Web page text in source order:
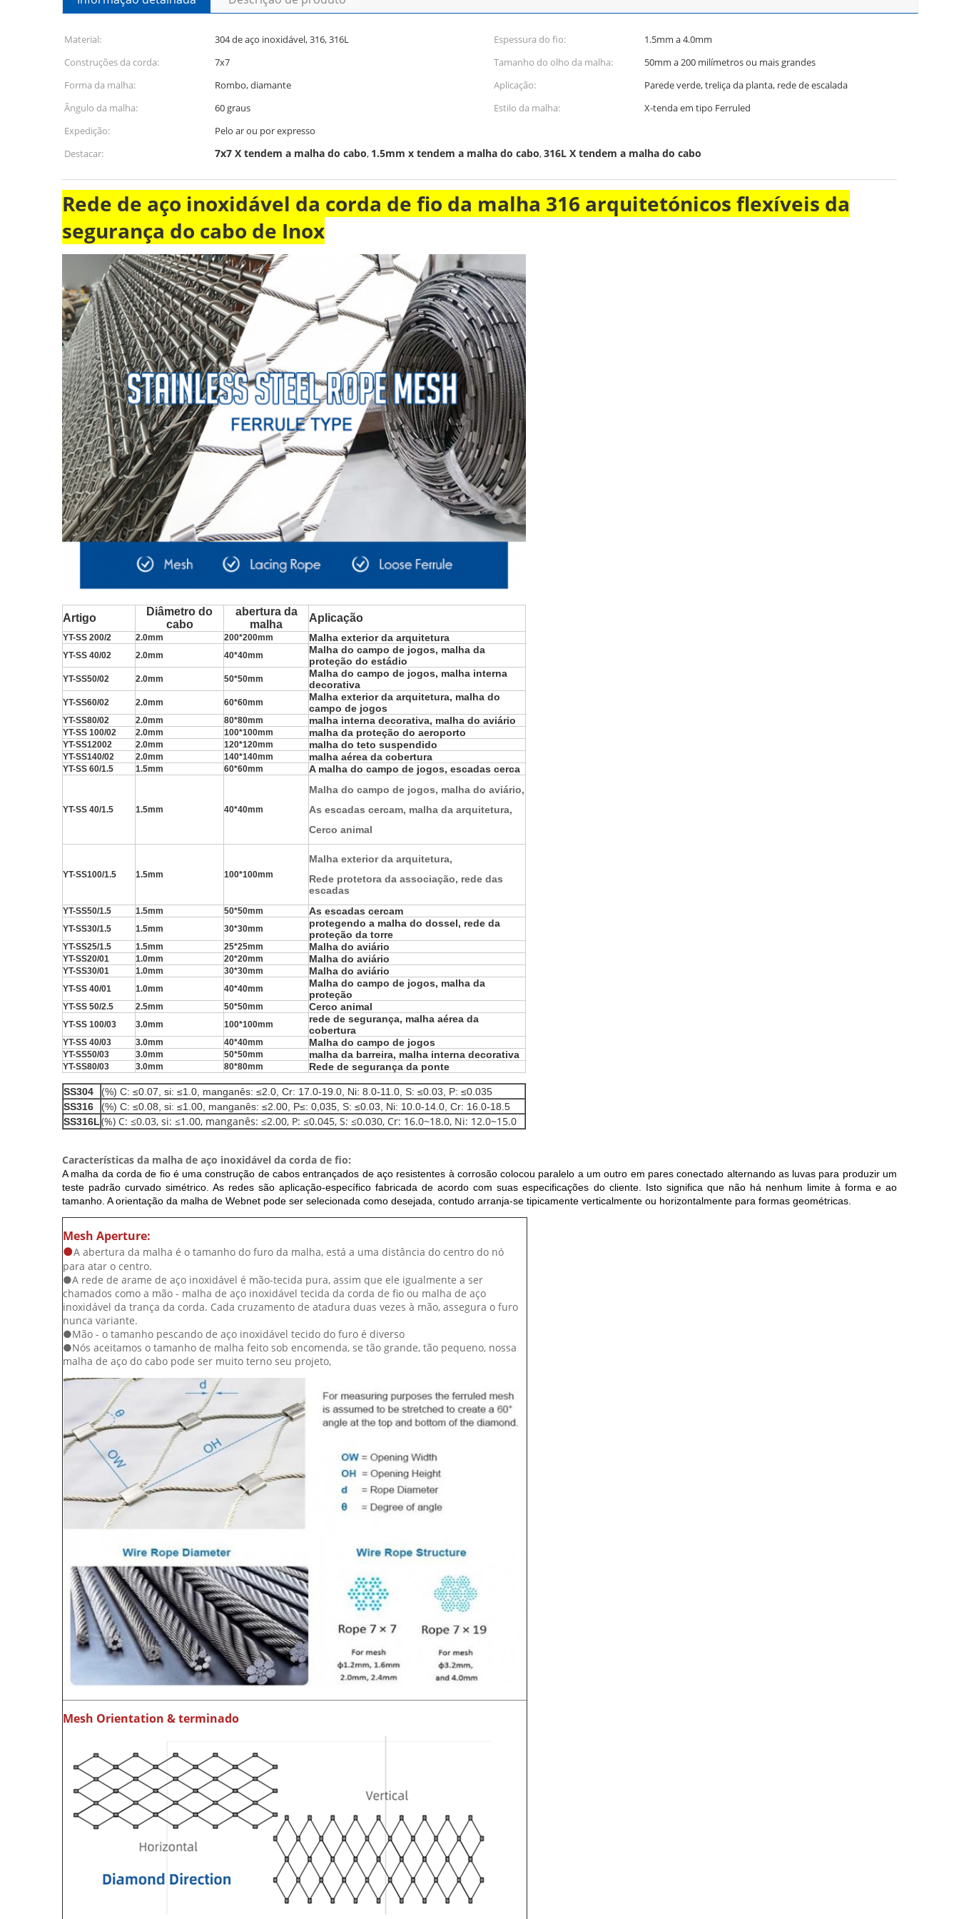
Material: 304 de aço inoxidável, 316, 316L Espessura do fio:
1.5mm a 4.0mm
Construções da corda:
7x7 Tamanho do olho da malha:
50mm a 200 milímetros ou mais grandes
Forma da malha:
Rombo, diamante Aplicação:
Parede verde, treliça da planta, rede de escalada
Ângulo da malha:
60 graus Estilo da malha:
X-tenda em tipo Ferruled
Expedição:
Pelo ar ou por expresso
Destacar:
7x7 X tendem a malha do cabo, 1.5mm x tendem a malha do cabo,316L X tendem a malha do cabo
Rede de aço inoxidável da corda de fio da malha 316 arquitetónicos flexíveis da
segurança do cabo de Inox
Artigo
Diâmetro do
cabo
abertura da
malha
Aplicação
YT-SS 200/2 2.0mm 200*200mm Malha exterior da arquitetura
YT-SS 40/02 2.0mm 40*40mm
Malha do campo de jogos, malha da
proteção do estádio
YT-SS50/02 2.0mm 50*50mm
Malha do campo de jogos, malha interna
decorativa
YT-SS60/02 2.0mm 60*60mm
Malha exterior da arquitetura, malha do
campo de jogos
YT-SS80/02 2.0mm 80*80mm malha interna decorativa, malha do aviário
YT-SS 100/02 2.0mm 100*100mm malha da proteção do aeroporto
YT-SS12002 2.0mm 120*120mm malha do teto suspendido
YT-SS140/02 2.0mm 140*140mm malha aérea da cobertura
YT-SS 60/1.5 1.5mm 60*60mm A malha do campo de jogos, escadas cerca
YT-SS 40/1.5 1.5mm 40*40mm
Malha do campo de jogos, malha do aviário,
As escadas cercam, malha da arquitetura,
Cerco animal
YT-SS100/1.5 1.5mm 100*100mm
Malha exterior da arquitetura,
Rede protetora da associação, rede das
escadas
YT-SS50/1.5 1.5mm 50*50mm As escadas cercam
YT-SS30/1.5 1.5mm 30*30mm
protegendo a malha do dossel, rede da
proteção da torre
YT-SS25/1.5 1.5mm 25*25mm Malha do aviário
YT-SS20/01 1.0mm 20*20mm Malha do aviário
YT-SS30/01 1.0mm 30*30mm Malha do aviário
YT-SS 40/01 1.0mm 40*40mm
Malha do campo de jogos, malha da
proteção
YT-SS 50/2.5 2.5mm 50*50mm Cerco animal
YT-SS 100/03 3.0mm 100*100mm
rede de segurança, malha aérea da
cobertura
YT-SS 40/03 3.0mm 40*40mm Malha do campo de jogos
YT-SS50/03 3.0mm 50*50mm malha da barreira, malha interna decorativa
YT-SS80/03 3.0mm 80*80mm Rede de segurança da ponte
SS304
(%) C: ≤0.07, si: ≤1.0, manganês: ≤2.0, Cr: 17.0-19.0, Ni: 8.0-11.0, S: ≤0.03, P: ≤0.035
SS316
(%) C: ≤0.08, si: ≤1.00, manganês: ≤2.00, P≤: 0,035, S: ≤0.03, Ni: 10.0-14.0, Cr: 16.0-18.5
SS316L(%) C: ≤0.03, si: ≤1.00, manganês: ≤2.00, P: ≤0.045, S: ≤0.030, Cr: 16.0~18.0, Ni: 12.0~15.0
Características da malha de aço inoxidável da corda de fio:
A malha da corda de fio é uma construção de cabos entrançados de aço resistentes à corrosão colocou paralelo a um outro em pares conectado alternando as luvas para produzir um
teste padrão curvado simétrico. As redes são aplicação-específico fabricada de acordo com suas especificações do cliente. Isto significa que não há nenhum limite à forma e ao
tamanho. A orientação da malha de Webnet pode ser selecionada como desejada, contudo arranja-se tipicamente verticalmente ou horizontalmente para formas geométricas.
Mesh Aperture:
●A abertura da malha é o tamanho do furo da malha, está a uma distância do centro do nó
para atar o centro.
●A rede de arame de aço inoxidável é mão-tecida pura, assim que ele igualmente a ser
chamados como a mão - malha de aço inoxidável tecida da corda de fio ou malha de aço
inoxidável da trança da corda. Cada cruzamento de atadura duas vezes à mão, assegura o furo
nunca variante.
●Mão - o tamanho pescando de aço inoxidável tecido do furo é diverso
●Nós aceitamos o tamanho de malha feito sob encomenda, se tão grande, tão pequeno, nossa
malha de aço do cabo pode ser muito terno seu projeto,
Mesh Orientation & terminado